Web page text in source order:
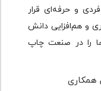
و حرفه‌ای قرار
و هم‌افزایی دانش
را در صنعت چاپ
همکاری